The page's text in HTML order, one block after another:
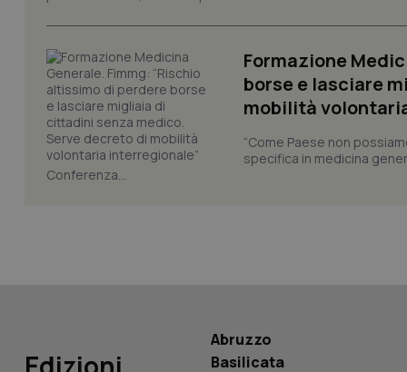
Formazione
borse e lasciare
mobilità
“Come Paese non
specifica in medicina
Conferenza...
Abruzzo
Basilicata
tracking-sites-
tracking-sites-